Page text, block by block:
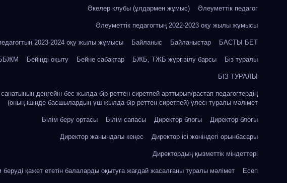
Әкелер клубы (ұлдармен жұмыс) Әлеуметтік педагог
Әлеуметтік педагогтың 2022-2023 оқу жылы жұмысы
2023-2024 оқу жылы жұмысы Байланыс Байланыстар БАСТЫ БЕТ
Бейінді оқыту Бейне сабақтар БЖБ, ТЖБ жүргізілу барсы Біз туралы
БІЗ ТУРАЛЫ
санатының деңгейін бес жылда бір реттен сиретпей арттырып/растап педагогтердің
(оның ішінде басшылардың үш жылда бір реттен сиретпей) үлесі туралы мәлімет
Білім беру ортасы Білім сапасы Директор блогы Директор блогы
Директор жанындағы кеңес Директор ісі жөніндегі орынбасары
Директордың қызметтік міндеттері
беруді қажет ететін балаларды оқытуға жағдай жасалғаны туралы мәлімет Есеп